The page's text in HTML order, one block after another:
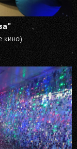
кино)